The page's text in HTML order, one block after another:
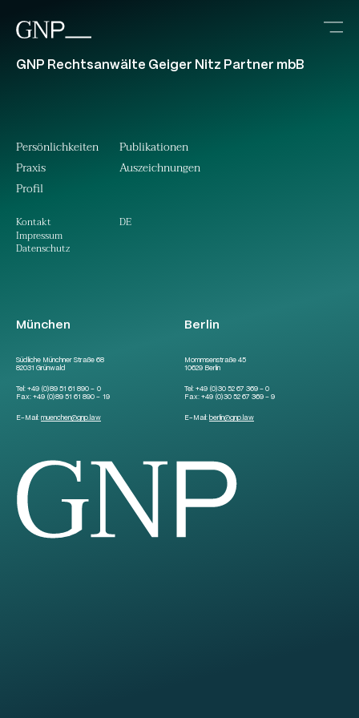
GNP Rechtsanwälte Geiger Nitz Partner mbB
München
Südliche Münchner Straße 68
82031 Grünwald
Tel:+49 (0)89 51 61 890 – 0
Fax:+49 (0)89 51 61 890 – 19
E-Mail:muenchen@gnp.law
Berlin
Mommsenstraße 45
10629 Berlin
Tel: +49 (0)30 52 67 369 – 0
Fax: +49 (0)30 52 67 369 – 9
E-Mail: berlin@gnp.law
Persönlichkeiten
Praxis
Profil
Kontakt
Impressum
Datenschutz
Publikationen
Auszeichnungen
DE